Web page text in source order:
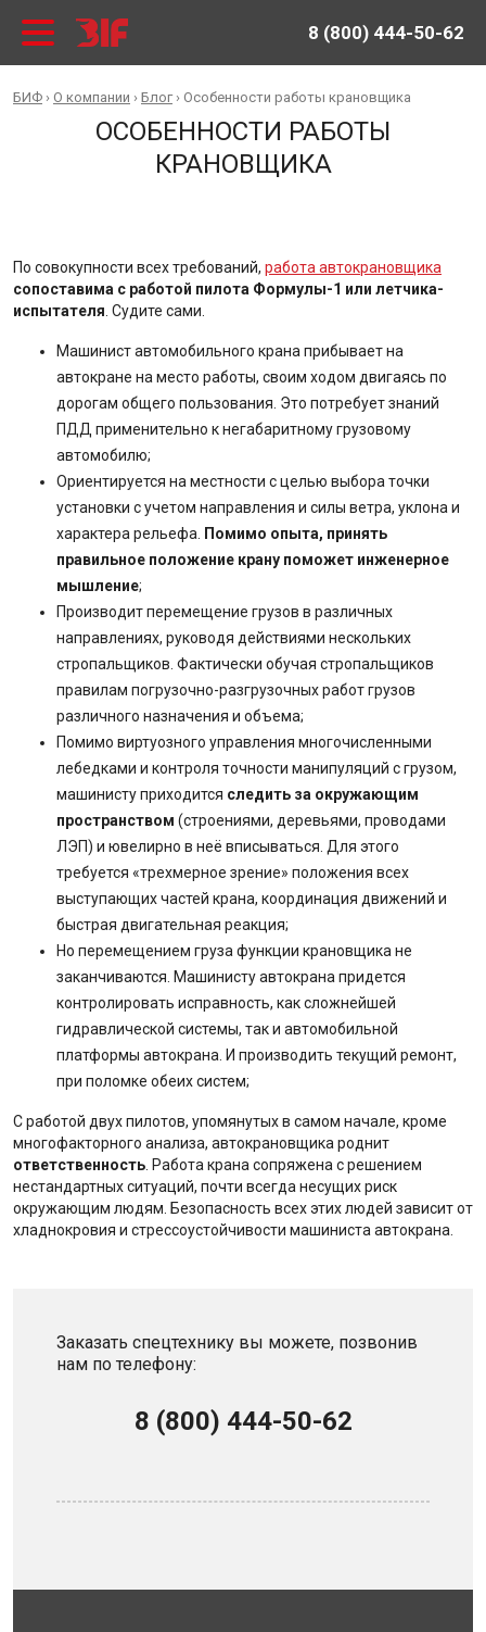
8 (800) 444-50-62
БИФ › О компании › Блог › Особенности работы крановщика
ОСОБЕННОСТИ РАБОТЫ
КРАНОВЩИКА
По совокупности всех требований, работа автокрановщика
сопоставима с работой пилота Формулы-1 или летчика-
испытателя . Судите сами.
Машинист автомобильного крана прибывает на
автокране на место работы, своим ходом двигаясь по
дорогам общего пользования. Это потребует знаний
ПДД применительно к негабаритному грузовому
автомобилю;
Ориентируется на местности с целью выбора точки
установки с учетом направления и силы ветра, уклона и
характера рельефа.
Помимо опыта, принять
правильное положение крану поможет инженерное
мышление;
Производит перемещение грузов в различных
направлениях, руководя действиями нескольких
стропальщиков. Фактически обучая стропальщиков
правилам погрузочно-разгрузочных работ грузов
различного назначения и объема;
Помимо виртуозного управления многочисленными
лебедками и контроля точности манипуляций с грузом,
машинисту приходится следить за окружающим
пространством (строениями, деревьями, проводами
ЛЭП) и ювелирно в неё вписываться. Для этого
требуется «трехмерное зрение» положения всех
выступающих частей крана, координация движений и
быстрая двигательная реакция;
Но перемещением груза функции крановщика не
заканчиваются. Машинисту автокрана придется
контролировать исправность, как сложнейшей
гидравлической системы, так и автомобильной
платформы автокрана. И производить текущий ремонт,
при поломке обеих систем;
С работой двух пилотов, упомянутых в самом начале, кроме
многофакторного анализа, автокрановщика роднит
ответственность . Работа крана сопряжена с решением
нестандартных ситуаций, почти всегда несущих риск
окружающим людям. Безопасность всех этих людей зависит от
хладнокровия и стрессоустойчивости машиниста автокрана.
Заказать спецтехнику вы можете, позвонив
нам по телефону:
8 (800) 444-50-62